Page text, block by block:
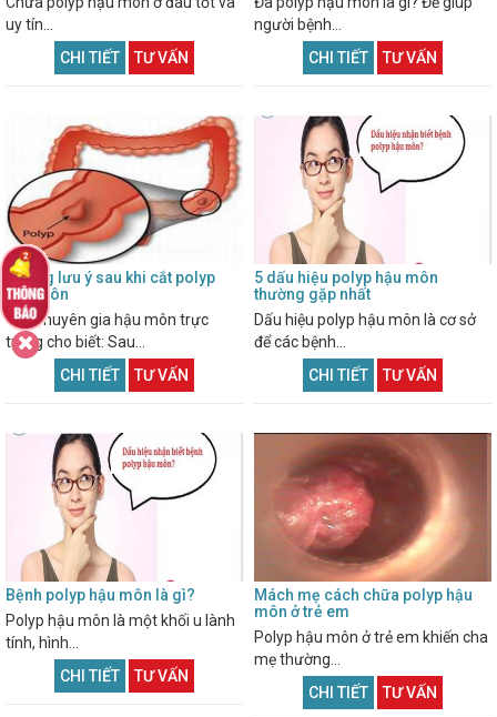
uy tín...
CHI TIẾT
TƯ VẤN
người bệnh...
CHI TIẾT
TƯ VẤN
Những lưu ý sau khi cắt polyp
hậu môn
Các chuyên gia hậu môn trực
tràng cho biết: Sau...
CHI TIẾT
TƯ VẤN
5 dấu hiệu polyp hậu môn
thường gặp nhất
Dấu hiệu polyp hậu môn là cơ sở
để các bệnh...
CHI TIẾT
TƯ VẤN
Bệnh polyp hậu môn là gì?
Polyp hậu môn là một khối u lành
tính, hình...
CHI TIẾT
TƯ VẤN
Mách mẹ cách chữa polyp hậu
môn ở trẻ em
Polyp hậu môn ở trẻ em khiến cha
mẹ thường...
CHI TIẾT
TƯ VẤN